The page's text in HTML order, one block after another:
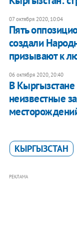
07 октября 2020, 10:04
Пять
создали
призывают к
06 октября 2020, 20:40
В
неизвестные
КЫРГЫЗСТАН
РЕКЛАМА